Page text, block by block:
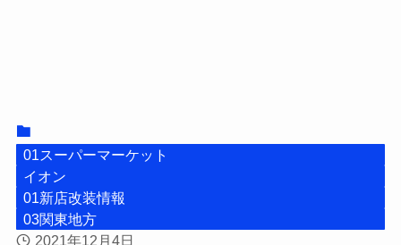
01スーパーマーケット
イオン
01新店改装情報
03関東地方
2021年12月4日